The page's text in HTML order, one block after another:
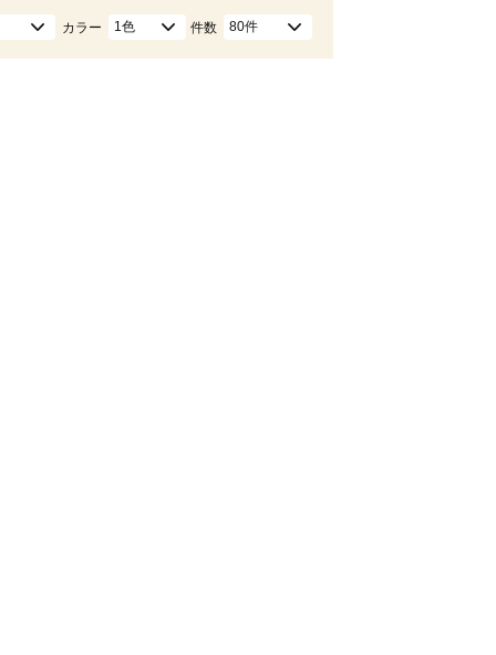
カラー 1色 件数 80件